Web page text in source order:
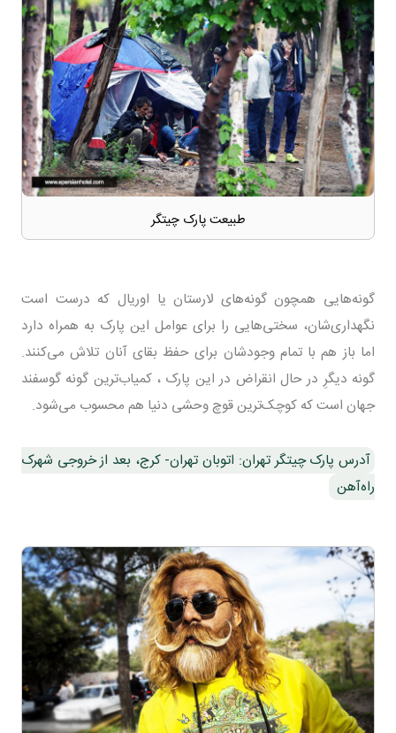
طبیعت پارک چیتگر
گونه‌هایی همچون گونه‌های لارستان یا اوریال که درست است
نگهداری‌شان، سختی‌هایی را برای عوامل این پارک به همراه دارد
اما باز هم با تمام وجود‌شان برای حفظ بقای آنان تلاش می‌کنند.
گونه دیگرِ در حال انقراض در این پارک ، کمیاب‌ترین گونه گوسفند
جهان است که کوچک‌ترین قوچ وحشی دنیا هم محسوب می‌شود.
آدرس پارک چیتگر تهران: اتوبان تهران- کرج، بعد از خروجی شهرک
راه‌آهن